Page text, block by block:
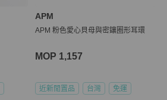
APM
APM 粉色愛心貝母與密鑲圈形耳環
MOP 1,157
近新閒置品 台灣 免運